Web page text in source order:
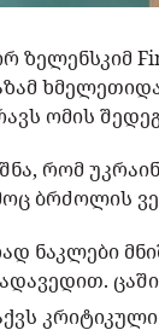
ზელენსკიმ
ომის
რომ
ბრძოლის
ნაკლები